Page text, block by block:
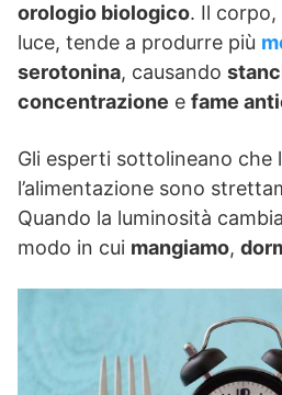
orologio biologico. Il
luce, tende a produrre più
serotonina, causando
concentrazione e fame
Gli esperti sottolineano che
l’alimentazione sono
Quando la luminosità
modo in cui mangiamo,